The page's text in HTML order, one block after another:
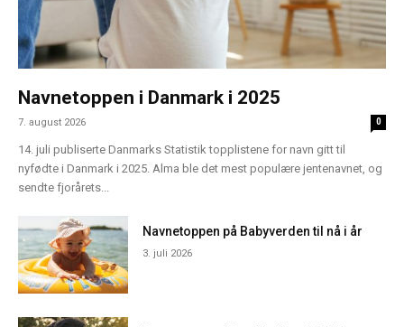
Navnetoppen i Danmark i 2025
7. august 2026 0
14. juli publiserte Danmarks Statistik topplistene for navn gitt til
nyfødte i Danmark i 2025. Alma ble det mest populære jentenavnet, og
sendte fjorårets...
Navnetoppen på Babyverden til nå i år
3. juli 2026